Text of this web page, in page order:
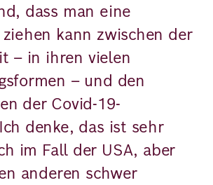
dass man eine
kann zwischen der
– in ihren vielen
– und den
der Covid-19-
denke, das ist sehr
im Fall der USA, aber
anderen schwer